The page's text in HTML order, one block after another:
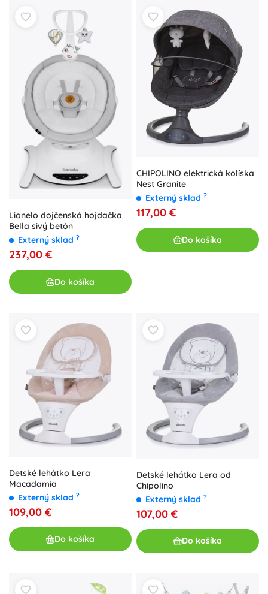
Lionelo dojčenská hojdačka
Bella sivý betón
Externý sklad ?
237,00 €
Do košíka
CHIPOLINO elektrická kolíska
Nest Granite
Externý sklad ?
117,00 €
Do košíka
Detské lehátko Lera
Macadamia
Externý sklad ?
109,00 €
Do košíka
Detské lehátko Lera od
Chipolino
Externý sklad ?
107,00 €
Do košíka